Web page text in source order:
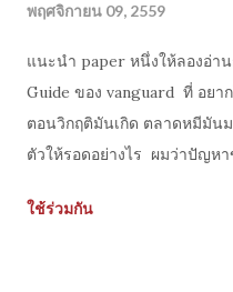
พฤศจิกายน 09, 2559
แนะนำ paper หนึ่งให้ลองอ่า
Guide ของ vanguard ที่ อยา
ตอนวิกฤติมันเกิด ตลาดหมีมันม
ตัวให้รอดอย่างไร ผมว่าปัญหา
เล่นเกมส์รับ การบริหารควา
ใช้ร่วมกัน